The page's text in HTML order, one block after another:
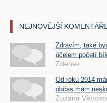
NEJNOVĚJŠÍ
Zdravím, také
účelem početí
Zdenek
Od roku 2014
občas mám
Zuzana